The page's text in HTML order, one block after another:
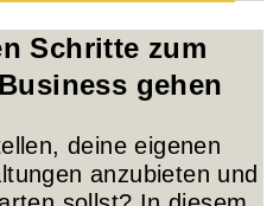
Schritte zum
gehen
deine eigenen
anzubieten und